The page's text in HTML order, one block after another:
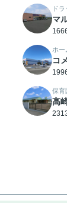
ド
マ
ホー
コ
保育
高